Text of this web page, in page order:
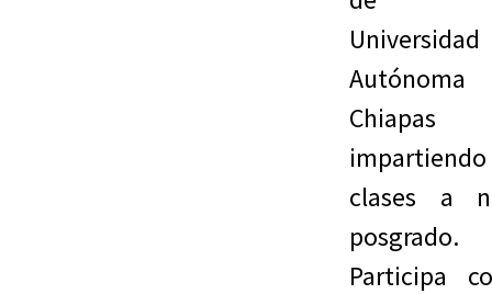
Universidad
Chiapas
impartiendo
clases a
posgrado.
Participa